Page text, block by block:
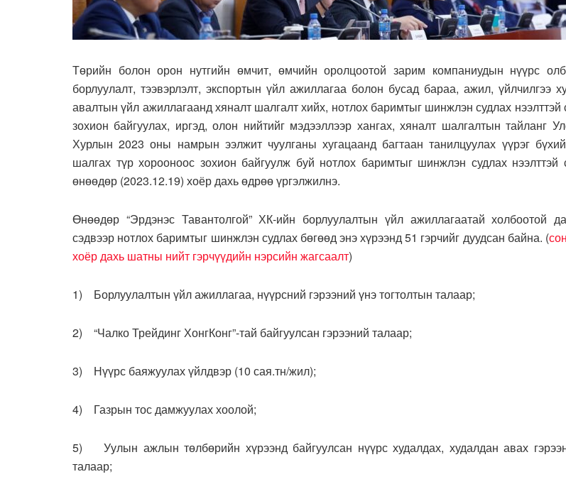
Төрийн болон орон нутгийн өмчит, өмчийн оролцоотой зарим компаниудын нүүрс
борлуулалт, тээвэрлэлт, экспортын үйл ажиллагаа болон бусад бараа, ажил, үйлчилгээ
авалтын үйл ажиллагаанд хяналт шалгалт хийх, нотлох баримтыг шинжлэн судлах нээлттэй
зохион байгуулах, иргэд, олон нийтийг мэдээллээр хангах, хяналт шалгалтын тайланг
Хурлын 2023 оны намрын ээлжит чуулганы хугацаанд багтаан танилцуулах үүрэг
шалгах түр хорооноос зохион байгуулж буй нотлох баримтыг шинжлэн судлах нээлттэй
өнөөдөр (2023.12.19) хоёр дахь өдрөө үргэлжилнэ.
Өнөөдөр “Эрдэнэс Тавантолгой” ХК-ийн борлуулалтын үйл ажиллагаатай холбоотой
сэдвээр нотлох баримтыг шинжлэн судлах бөгөөд энэ хүрээнд 51 гэрчийг дуудсан байна. (
хоёр дахь шатны нийт гэрчүүдийн нэрсийн жагсаалт)
1) Борлуулалтын үйл ажиллагаа, нүүрсний гэрээний үнэ тогтолтын талаар;
2) “Чалко Трейдинг ХонгКонг”-тай байгуулсан гэрээний талаар;
3) Нүүрс баяжуулах үйлдвэр (10 сая.тн/жил);
4) Газрын тос дамжуулах хоолой;
5) Уулын ажлын төлбөрийн хүрээнд байгуулсан нүүрс худалдах, худалдан авах
талаар;